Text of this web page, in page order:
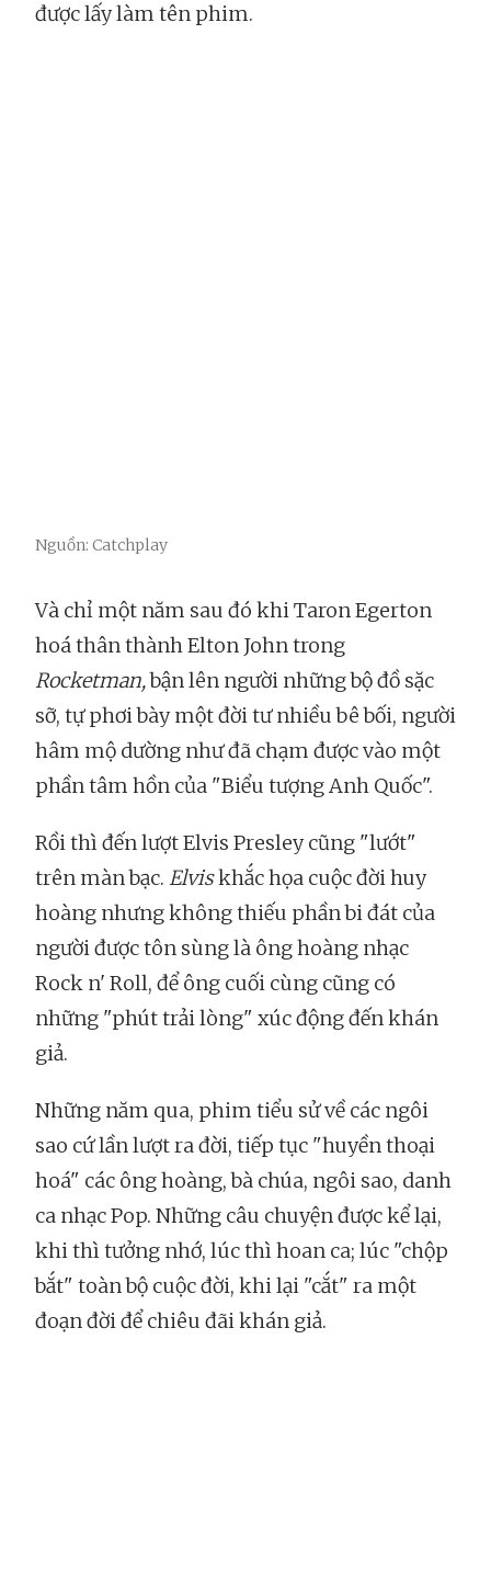
được lấy làm tên phim.
Nguồn: Catchplay
Và chỉ một năm sau đó khi Taron Egerton
hoá thân thành Elton John trong
Rocketman,bận lên người những bộ đồ sặc
sỡ, tự phơi bày một đời tư nhiều bê bối, người
hâm mộ dường như đã chạm được vào một
phần tâm hồn của "Biểu tượng Anh Quốc".
Rồi thì đến lượt Elvis Presley cũng "lướt"
trên màn bạc. Elviskhắc họa cuộc đời huy
hoàng nhưng không thiếu phần bi đát của
người được tôn sùng là ông hoàng nhạc
Rock n' Roll, để ông cuối cùng cũng có
những "phút trải lòng" xúc động đến khán
giả.
Những năm qua, phim tiểu sử về các ngôi
sao cứ lần lượt ra đời, tiếp tục "huyền thoại
hoá" các ông hoàng, bà chúa, ngôi sao, danh
ca nhạc Pop. Những câu chuyện được kể lại,
khi thì tưởng nhớ, lúc thì hoan ca; lúc "chộp
bắt" toàn bộ cuộc đời, khi lại "cắt" ra một
đoạn đời để chiêu đãi khán giả.